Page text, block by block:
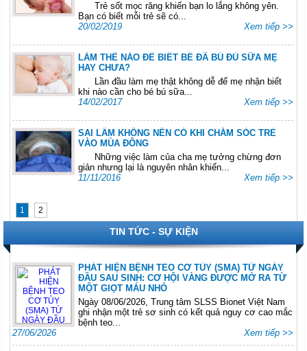
Trẻ sốt mọc răng khiến bạn lo lắng không yên.
Bạn có biết mỗi trẻ sẽ có...
20/02/2019
Xem tiếp >>
LÀM THẾ NÀO ĐỂ BIẾT BÉ ĐÃ BÚ ĐỦ SỮA MẸ
HAY CHƯA?
Lần đầu làm mẹ thật không dễ để mẹ nhận biết
khi nào cần cho bé bú sữa...
14/02/2017
Xem tiếp >>
SAI LẦM KHÔNG NÊN CÓ KHI CHĂM SÓC TRẺ
VÀO MÙA ĐÔNG
Những việc làm của cha mẹ tưởng chừng đơn
giản nhưng lại là nguyên nhân khiến...
11/11/2016
Xem tiếp >>
1 2
TIN TỨC - SỰ KIỆN
PHÁT HIỆN BỆNH TEO CƠ TỦY (SMA) TỪ NGÀY
ĐẦU SAU SINH: CƠ HỘI VÀNG ĐƯỢC MỞ RA TỪ
MỘT GIỌT MÁU NHỎ
Ngày 08/06/2026, Trung tâm SLSS Bionet Việt Nam
ghi nhận một trẻ sơ sinh có kết quả nguy cơ cao mắc
bệnh teo...
27/06/2026
Xem tiếp >>